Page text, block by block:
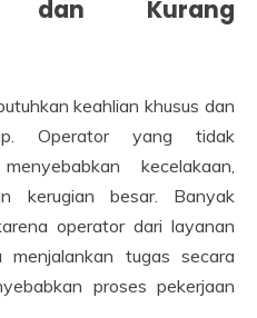
dan Kurang
keahlian khusus dan
Operator yang tidak
kecelakaan,
kerugian besar. Banyak
operator dari layanan
tugas secara
proses pekerjaan